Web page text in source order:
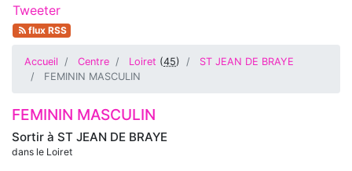
Tweeter
flux RSS
Accueil Centre Loiret (45)
ST JEAN DE BRAYE
FEMININ MASCULIN
Sortir à ST JEAN DE BRAYE
dans le Loiret
FEMININ MASCULIN